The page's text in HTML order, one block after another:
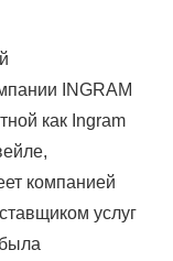
INGRAM
как Ingram
компанией
услуг